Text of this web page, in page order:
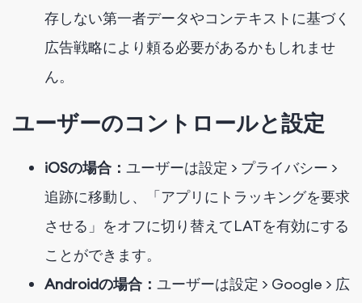
存しない第一者データやコンテキストに基づく
広告戦略により頼る必要があるかもしれませ
ん。
ユーザーのコントロールと設定
iOSの場合： ユーザーは設定 > プライバシー >
追跡に移動し、「アプリにトラッキングを要求
させる」をオフに切り替えてLATを有効にする
ことができます。
Androidの場合： ユーザーは設定 > Google > 広